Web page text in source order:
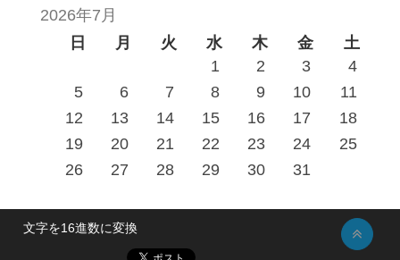
2026年7月
日
月 火 水 木 金
土
1
2 3
4
5
6 7 8 9 10
11
12
13 14 15 16 17
18
19
20 21 22 23 24
25
26
27 28 29 30 31
文字を16進数に変換